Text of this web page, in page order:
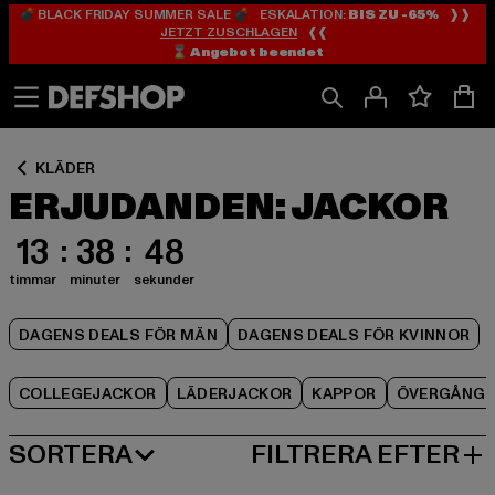
Hoppa
till
Hoppa
till
💣 BLACK FRIDAY SUMMER SALE 💣 ESKALATION:BIS ZU -65% ❱❱
JETZT ZUSCHLAGEN❰❰
⌛️ Angebot beendet
KLÄDER
ERJUDANDEN: JACKOR
13
timmar
38
minuter
47
sekunder
DAGENS DEALS FÖR MÄN DAGENS DEALS FÖR KVINNOR
COLLEGEJACKOR LÄDERJACKOR KAPPOR
Hoppa
till
SORTERA
MEST POPULÄRT FILTRERA EFTER